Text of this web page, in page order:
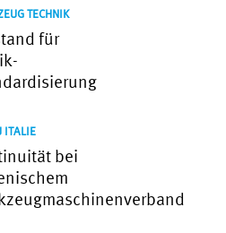
TECHNIK
für
ITALIE
bei